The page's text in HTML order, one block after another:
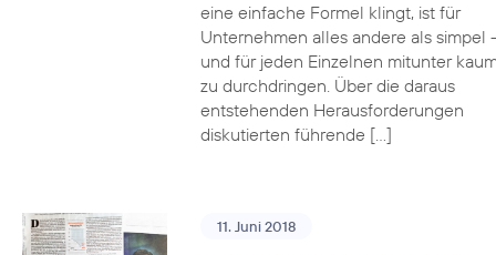
eine einfache Formel klingt, ist für
Unternehmen alles andere als simpel
und für jeden Einzelnen mitunter
zu durchdringen. Über die daraus
entstehenden Herausforderungen
diskutierten führende […]
11. Juni 2018